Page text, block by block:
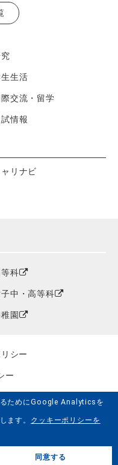
るためにGoogle Analyticsを
ます。 クッキーポリシーを
同意する
生活
際交流・留学
試情報
リナビ
科
中・高等科
園
シー
ー
ー